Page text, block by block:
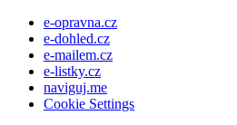
e-opravna.cz
e-dohled.cz
e-mailem.cz
e-listky.cz
naviguj.me
Cookie Settings